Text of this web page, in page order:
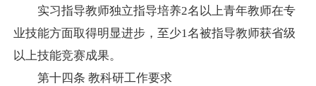
实习指导教师独立指导培养2名以上青年教师在专
业技能方面取得明显进步，至少1名被指导教师获省级
以上技能竞赛成果。
第十四条 教科研工作要求